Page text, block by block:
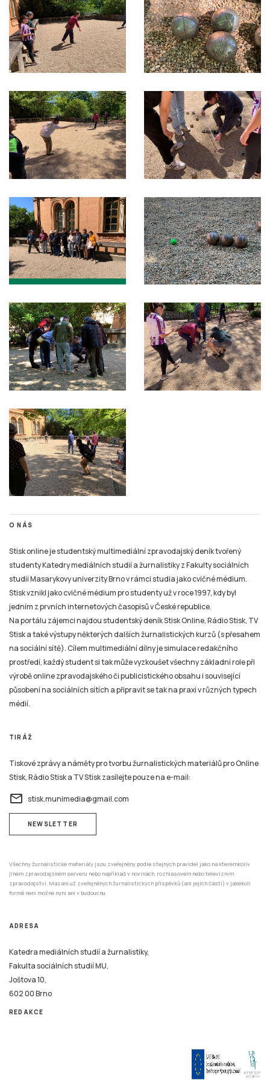
O NÁS
Stisk online je studentský multimediální zpravodajský deník tvořený
studenty Katedry mediálních studií a žurnalistiky z Fakulty sociálních
studií Masarykovy univerzity Brno v rámci studia jako cvičné médium.
Stisk vznikl jako cvičné médium pro studenty už v roce 1997, kdy byl
jedním z prvních internetových časopisů v České republice.
Na portálu zájemci najdou studentský deník Stisk Online, Rádio Stisk, TV
Stisk a také výstupy některých dalších žurnalistických kurzů (s přesahem
na sociální sítě). Cílem multimediální dílny je simulace redakčního
prostředí, každý student si tak může vyzkoušet všechny základní role při
výrobě online zpravodajského či publicistického obsahu i související
působení na sociálních sítích a připravit se tak na praxi v různých typech
médií.
TIRÁŽ
Tiskové zprávy a náměty pro tvorbu žurnalistických materiálů pro Online
Stisk, Rádio Stisk a TV Stisk zasílejte pouze na e-mail:
email stisk.munimedia@gmail.com
NEWSLETTER
Všechny žurnalistické materiály jsou zveřejněny podle stejných pravidel jako na kterémkoliv
jiném zpravodajském serveru nebo například v novinách, rozhlasovém nebo televizním
zpravodajství. Mazání už zveřejněných žurnalistických příspěvků (ani jejich částí) v jakékoli
formě není možné nyní ani v budoucnu.
ADRESA
Katedra mediálních studií a žurnalistiky,
Fakulta sociálních studií MU,
Joštova 10,
602 00 Brno
REDAKCE